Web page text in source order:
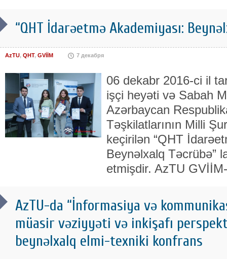
“QHT İdarəetmə Akademiyası:
AzTU, QHT, GVİİM 7 декабря
06 dekabr 2016-ci il
işçi heyəti və Sabah
Azərbaycan
Təşkilatlarının Milli
keçirilən “QHT
Beynəlxalq Təcrübə”
etmişdir. AzTU
AzTU-da “İnformasiya və
müasir vəziyyəti və inkişafı
beynəlxalq elmi-texniki konfrans